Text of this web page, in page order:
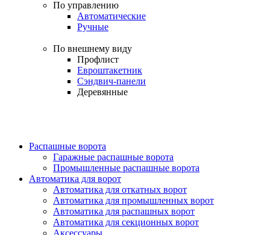
По управлению
Автоматические
Ручные
По внешнему виду
Профлист
Евроштакетник
Сэндвич-панели
Деревянные
Распашные ворота
Гаражные распашные ворота
Промышленные распашные ворота
Автоматика для ворот
Автоматика для откатных ворот
Автоматика для промышленных ворот
Автоматика для распашных ворот
Автоматика для секционных ворот
Аксессуары